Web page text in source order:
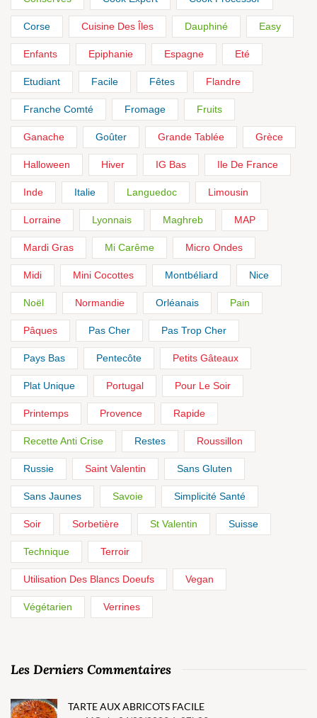
Corse Cuisine Des Îles Dauphiné Easy
Enfants Epiphanie Espagne Eté
Etudiant Facile Fêtes Flandre
Franche Comté Fromage Fruits
Ganache Goûter Grande Tablée Grèce
Halloween Hiver IG Bas Ile De France
Inde Italie Languedoc Limousin
Lorraine Lyonnais Maghreb MAP
Mardi Gras Mi Carême Micro Ondes
Midi Mini Cocottes Montbéliard Nice
Noël Normandie Orléanais Pain
Pâques Pas Cher Pas Trop Cher
Pays Bas Pentecôte Petits Gâteaux
Plat Unique Portugal Pour Le Soir
Printemps Provence Rapide
Recette Anti Crise Restes Roussillon
Russie Saint Valentin Sans Gluten
Sans Jaunes Savoie Simplicité Santé
Soir Sorbetière St Valentin Suisse
Technique Terroir
Utilisation Des Blancs Doeufs Vegan
Végétarien Verrines
Les Derniers Commentaires
TARTE AUX ABRICOTS FACILE